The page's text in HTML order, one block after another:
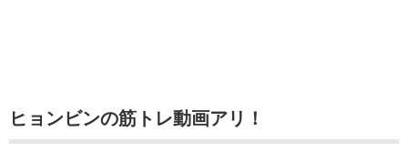
ヒョンビンの筋トレ動画アリ！